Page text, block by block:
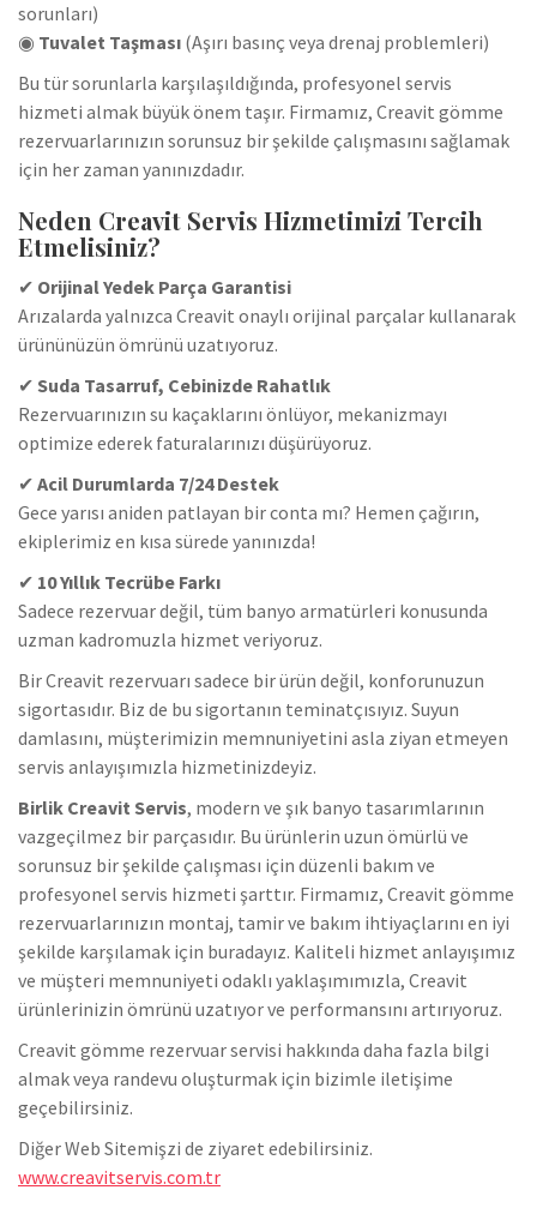
sorunları)
◉ Tuvalet Taşması (Aşırı basınç veya drenaj problemleri)
Bu tür sorunlarla karşılaşıldığında, profesyonel servis
hizmeti almak büyük önem taşır. Firmamız, Creavit gömme
rezervuarlarınızın sorunsuz bir şekilde çalışmasını sağlamak
için her zaman yanınızdadır.
Neden Creavit Servis Hizmetimizi Tercih
Etmelisiniz?
✔ Orijinal Yedek Parça Garantisi
Arızalarda yalnızca Creavit onaylı orijinal parçalar kullanarak
ürününüzün ömrünü uzatıyoruz.
✔ Suda Tasarruf, Cebinizde Rahatlık
Rezervuarınızın su kaçaklarını önlüyor, mekanizmayı
optimize ederek faturalarınızı düşürüyoruz.
✔ Acil Durumlarda 7/24 Destek
Gece yarısı aniden patlayan bir conta mı? Hemen çağırın,
ekiplerimiz en kısa sürede yanınızda!
✔ 10 Yıllık Tecrübe Farkı
Sadece rezervuar değil, tüm banyo armatürleri konusunda
uzman kadromuzla hizmet veriyoruz.
Bir Creavit rezervuarı sadece bir ürün değil, konforunuzun
sigortasıdır. Biz de bu sigortanın teminatçısıyız. Suyun
damlasını, müşterimizin memnuniyetini asla ziyan etmeyen
servis anlayışımızla hizmetinizdeyiz.
Birlik Creavit Servis, modern ve şık banyo tasarımlarının
vazgeçilmez bir parçasıdır. Bu ürünlerin uzun ömürlü ve
sorunsuz bir şekilde çalışması için düzenli bakım ve
profesyonel servis hizmeti şarttır. Firmamız, Creavit gömme
rezervuarlarınızın montaj, tamir ve bakım ihtiyaçlarını en iyi
şekilde karşılamak için buradayız. Kaliteli hizmet anlayışımız
ve müşteri memnuniyeti odaklı yaklaşımımızla, Creavit
ürünlerinizin ömrünü uzatıyor ve performansını artırıyoruz.
Creavit gömme rezervuar servisi hakkında daha fazla bilgi
almak veya randevu oluşturmak için bizimle iletişime
geçebilirsiniz.
Diğer Web Sitemişzi de ziyaret edebilirsiniz.
www.creavitservis.com.tr